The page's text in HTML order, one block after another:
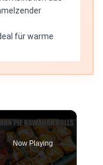
für warme
Now Playing